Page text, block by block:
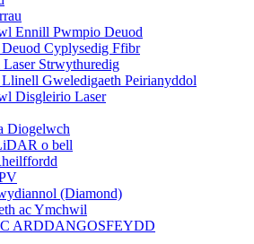
Ennill Pwmpio Deuod
Deuod Cyplysedig Ffibr
Strwythuredig
Llinell Gweledigaeth Peirianyddol
Disgleirio Laser
Diogelwch
o bell
(Diamond)
ac Ymchwil
ARDDANGOSFEYDD